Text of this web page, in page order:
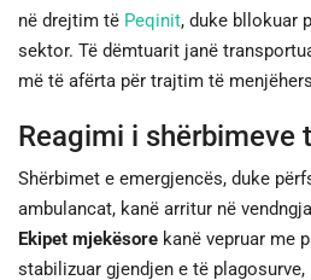
në drejtim të Peqinit, duke bllokuar
sektor. Të dëmtuarit janë
më të afërta për trajtim të
Reagimi i shërbimeve
Shërbimet e emergjencës, duke
ambulancat, kanë arritur në
Ekipet mjekësore kanë vepruar me
stabilizuar gjendjen e të plagosurve,